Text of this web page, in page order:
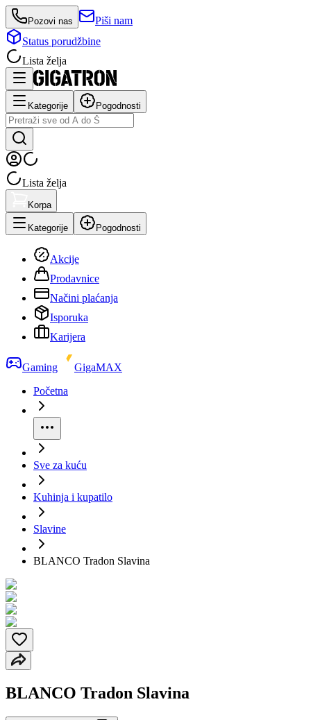
Pozovi nas
Piši nam
Status porudžbine
Lista želja
Kategorije Pogodnosti
Lista želja
Korpa
Kategorije Pogodnosti
Akcije
Prodavnice
Načini plaćanja
Isporuka
Karijera
Gaming
GigaMAX
Početna
Sve za kuću
Kuhinja i kupatilo
Slavine
BLANCO Tradon Slavina
BLANCO Tradon Slavina